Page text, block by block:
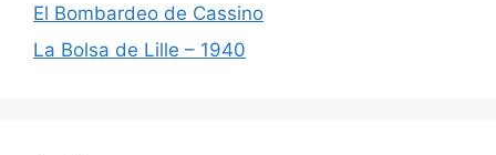
El Bombardeo de Cassino
La Bolsa de Lille – 1940